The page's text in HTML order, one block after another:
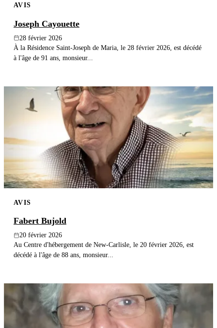
AVIS
Joseph Cayouette
28 février 2026
À la Résidence Saint-Joseph de Maria, le 28 février 2026, est décédé
à l'âge de 91 ans, monsieur...
AVIS
Fabert Bujold
20 février 2026
Au Centre d'hébergement de New-Carlisle, le 20 février 2026, est
décédé à l'âge de 88 ans, monsieur...